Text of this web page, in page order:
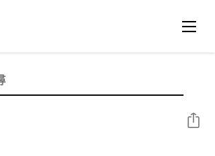
分享